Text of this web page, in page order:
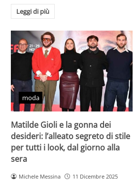
Leggi di più
moda
Matilde Gioli e la gonna dei
desideri: l’alleato segreto di stile
per tutti i look, dal giorno alla
sera
Michele Messina 11 Dicembre 2025